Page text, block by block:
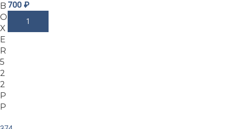
B
O
X
E
R
5
2
2
P
P
700 ₽
В Корзину